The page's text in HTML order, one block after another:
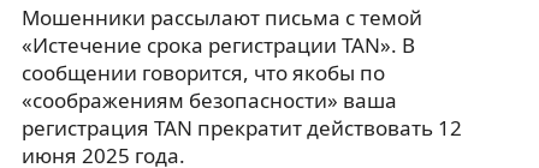
Мошенники рассылают письма с темой
«Истечение срока регистрации TAN». В
сообщении говорится, что якобы по
«соображениям безопасности» ваша
регистрация TAN прекратит действовать 12
июня 2025 года.